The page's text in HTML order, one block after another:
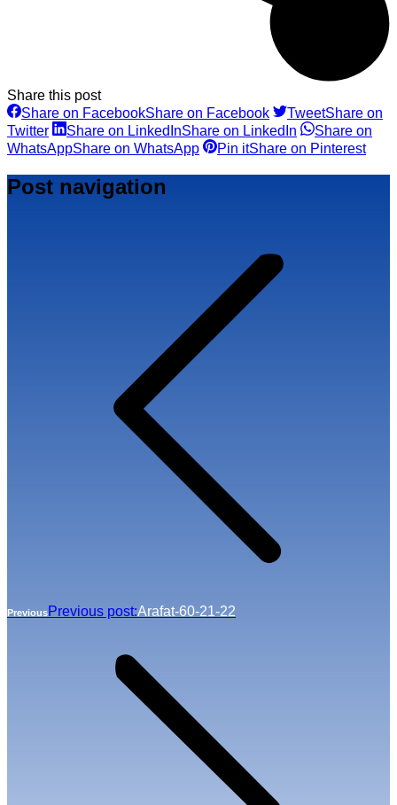
Share this post
Share on FacebookShare on Facebook TweetShare on
Twitter
Share on LinkedInShare on LinkedIn
Share on
WhatsAppShare on WhatsApp Pin itShare on Pinterest
Post navigation
PreviousPrevious post:Arafat-60-21-22